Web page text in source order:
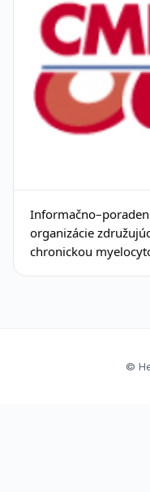
organizácie
chronickou
©